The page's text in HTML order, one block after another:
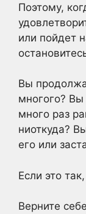
Поэтому,
или пойдет
Вы
многого? Вы
много раз
ниоткуда?
его или
Если это
Верните